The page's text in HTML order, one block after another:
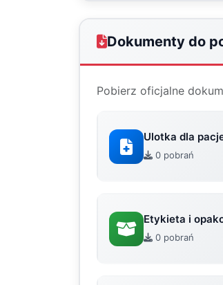
Dokumenty do
Pobierz oficjalne
Ulotka dla
0 pobrań
Etykieta i
0 pobrań